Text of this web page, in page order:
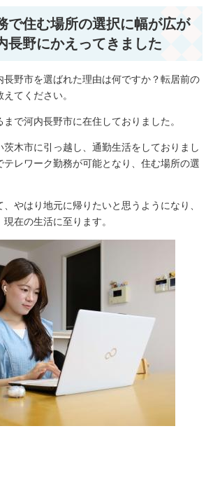
で住む場所の選択に幅が広が
長野にかえってきました
長野市を選ばれた理由は何ですか？転居前の
てください。
で河内長野市に在住しておりました。
木市に引っ越し、通勤生活をしておりまし
テレワーク勤務が可能となり、住む場所の選
やはり地元に帰りたいと思うようになり、
在の生活に至ります。